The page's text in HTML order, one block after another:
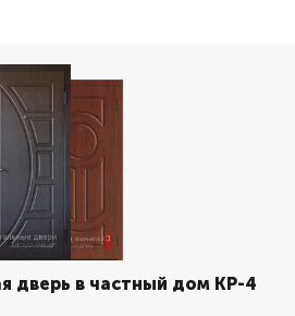
дверь в частный дом КР-4